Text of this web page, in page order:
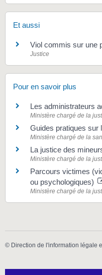
Et aussi
Viol commis sur une
Justice
Pour en savoir plus
Les administrateurs
Ministère chargé de la
Guides pratiques sur
Ministère chargé de la
La justice des
Ministère chargé de la
Parcours victimes
ou psychologiques)
Ministère chargé de la
© Direction de l'information légale